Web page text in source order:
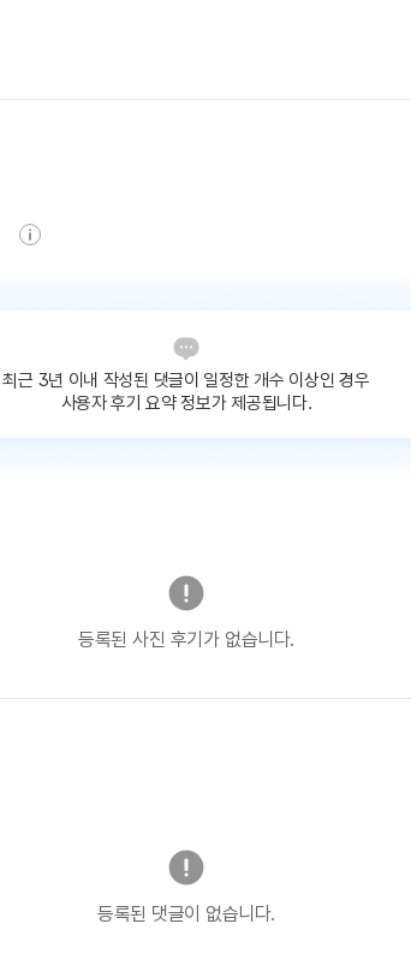
최근 3년 이내 작성된 댓글이 일정한 개수 이상인 경우
사용자 후기 요약 정보가 제공됩니다.
등록된 사진 후기가 없습니다.
등록된 댓글이 없습니다.